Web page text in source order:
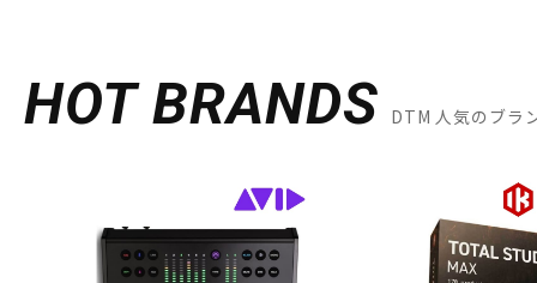
HOT BRANDS DTM 人気のブラ